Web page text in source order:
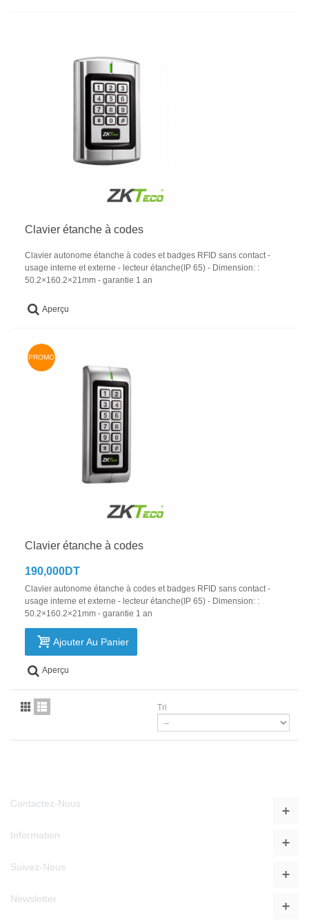
Clavier étanche à codes
Clavier autonome étanche à codes et badges RFID sans contact -
usage interne et externe - lecteur étanche(IP 65) - Dimension: :
50.2×160.2×21mm - garantie 1 an
Aperçu
PROMO
Clavier étanche à codes
190,000DT
Clavier autonome étanche à codes et badges RFID sans contact -
usage interne et externe - lecteur étanche(IP 65) - Dimension: :
50.2×160.2×21mm - garantie 1 an
Ajouter Au Panier
Aperçu
Tri
Contactez-Nous
Information
Suivez-Nous
Newsletter